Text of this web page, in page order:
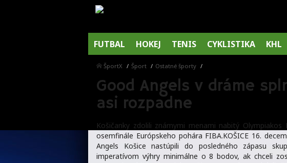
FUTBAL HOKEJ TENIS CYKLISTIKA KHL
ŠportX Šport Ostatné športy
Good Angels v dráme
asi rozpadne
Košičanky zdolili známymi menami nabitý
osemfinále Európskeho pohára FIBA.KOŠICE 16.
Angels Košice nastúpili do posledného zápasu
imperatívom výhry minimálne o 8 bodov, ak chceli